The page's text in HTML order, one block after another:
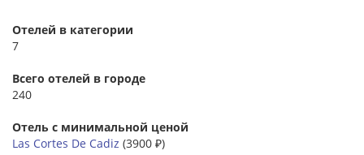
Отелей в категории
7
Всего отелей в городе
240
Отель с минимальной ценой
Las Cortes De Cadiz (3900 ₽)